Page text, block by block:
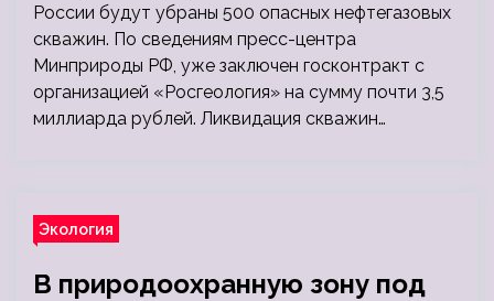
России будут убраны 500 опасных нефтегазовых
скважин. По сведениям пресс-центра
Минприроды РФ, уже заключен госконтракт с
организацией «Росгеология» на сумму почти 3,5
миллиарда рублей. Ликвидация скважин…
Экология
В природоохранную зону под